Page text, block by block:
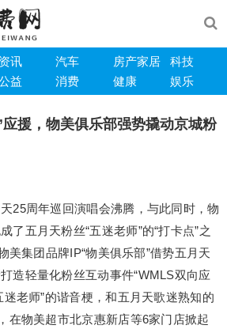
资讯 汽车 房产家居
科技
益 消费 健康 娱乐
援，物美俱乐部强势撬动京城粉
25周年巡回演唱会沸腾，与此同时，物
了五月天粉丝“五迷老师”的“打卡点”之
美集团品牌IP“物美俱乐部”借势五月天
造轻量化粉丝互动事件“WMLS双向应
老师”的谐音梗，和五月天歌迷熟知的
在物美超市北京惠新店等6家门店掀起